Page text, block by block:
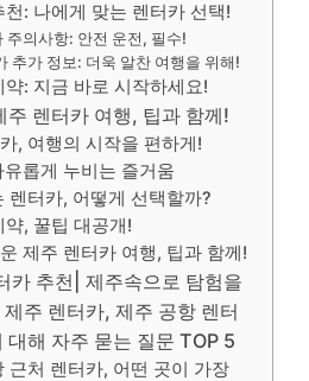
: 나에게 맞는 렌터카 선택!
주의사항: 안전 운전, 필수!
추가 정보: 더욱 알찬 여행을 위해!
: 지금 바로 시작하세요!
주 렌터카 여행, 팁과 함께!
, 여행의 시작을 편하게!
롭게 누비는 즐거움
렌터카, 어떻게 선택할까?
, 꿀팁 대공개!
제주 렌터카 여행, 팁과 함께!
카 추천| 제주속으로 탐험을
주 렌터카, 제주 공항 렌터
대해 자주 묻는 질문 TOP 5
근처 렌터카, 어떤 곳이 가장